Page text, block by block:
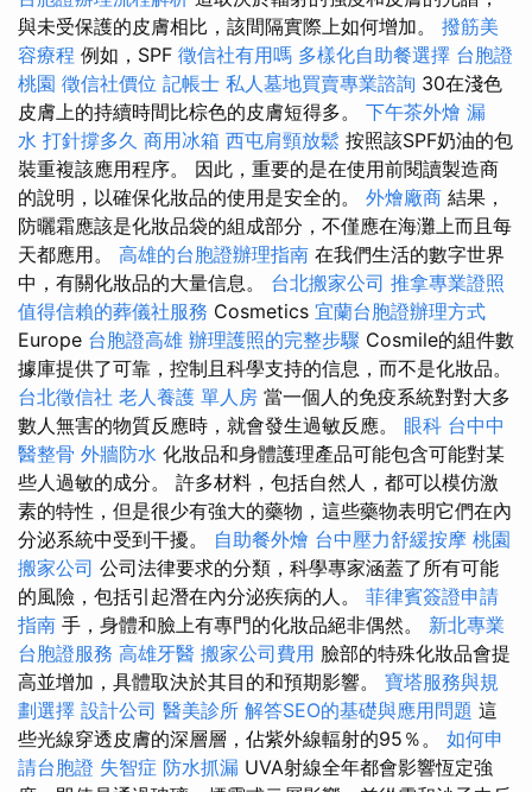
與未受保護的皮膚相比，該間隔實際上如何增加。 撥筋美
容療程 例如，SPF 徵信社有用嗎 多樣化自助餐選擇 台胞證
桃園 徵信社價位 記帳士 私人墓地買賣專業諮詢 30在淺色
皮膚上的持續時間比棕色的皮膚短得多。 下午茶外燴 漏
水 打針撐多久 商用冰箱 西屯肩頸放鬆 按照該SPF奶油的包
裝重複該應用程序。 因此，重要的是在使用前閱讀製造商
的說明，以確保化妝品的使用是安全的。 外燴廠商 結果，
防曬霜應該是化妝品袋的組成部分，不僅應在海灘上而且每
天都應用。 高雄的台胞證辦理指南 在我們生活的數字世界
中，有關化妝品的大量信息。 台北搬家公司 推拿專業證照
值得信賴的葬儀社服務 Cosmetics 宜蘭台胞證辦理方式
Europe 台胞證高雄 辦理護照的完整步驟 Cosmile的組件數
據庫提供了可靠，控制且科學支持的信息，而不是化妝品。
台北徵信社 老人養護 單人房 當一個人的免疫系統對對大多
數人無害的物質反應時，就會發生過敏反應。 眼科 台中中
醫整骨 外牆防水 化妝品和身體護理產品可能包含可能對某
些人過敏的成分。 許多材料，包括自然人，都可以模仿激
素的特性，但是很少有強大的藥物，這些藥物表明它們在內
分泌系統中受到干擾。 自助餐外燴 台中壓力舒緩按摩 桃園
搬家公司 公司法律要求的分類，科學專家涵蓋了所有可能
的風險，包括引起潛在內分泌疾病的人。 菲律賓簽證申請
指南 手，身體和臉上有專門的化妝品絕非偶然。 新北專業
台胞證服務 高雄牙醫 搬家公司費用 臉部的特殊化妝品會提
高並增加，具體取決於其目的和預期影響。 寶塔服務與規
劃選擇 設計公司 醫美診所 解答SEO的基礎與應用問題 這
些光線穿透皮膚的深層層，佔紫外線輻射的95％。 如何申
請台胞證 失智症 防水抓漏 UVA射線全年都會影響恆定強